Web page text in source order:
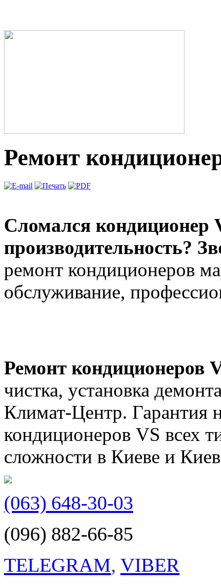
Ремонт
Сломался кондиционер
производительность?
ремонт кондиционеров
обслуживание,
Ремонт кондиционеров
чистка, установка
Климат-Центр. Гарантия
кондиционеров VS всех
сложности в Киеве и
(063) 648-30-03
(096) 882-66-85
TELEGRAM, VIBER